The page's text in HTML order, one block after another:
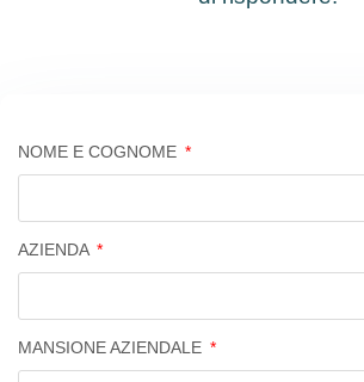
NOME E COGNOME
AZIENDA
MANSIONE AZIENDALE